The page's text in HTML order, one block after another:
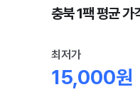
충북 1팩 평균
최저가
15,000원